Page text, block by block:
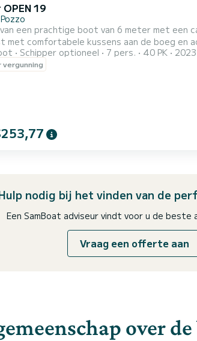
19
een prachtige boot van 6 meter met
met comfortabele kussens aan de boeg en
en groepen vrienden. Met deze boot is
in volledige autonomie. Om deze boot
Schipper optioneel 7 pers. 40 PK 2023
vergunning
nodig bij het vinden van de
Een SamBoat adviseur vindt voor u de beste
Vraag een offerte aan
over